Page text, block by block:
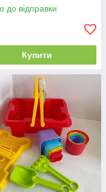
до відправки
Купити